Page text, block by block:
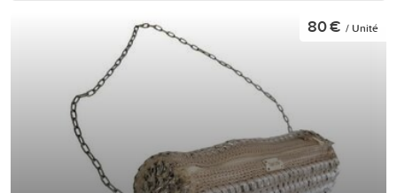
80 € / Unité